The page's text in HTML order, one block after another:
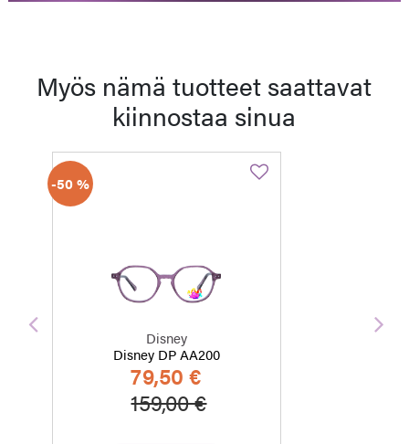
Myös nämä tuotteet saattavat
kiinnostaa sinua
-50 %
Disney
Disney DP AA200
79,50 €
Hinta alennettu
159,00 €Alennettu hinta
Edellinen